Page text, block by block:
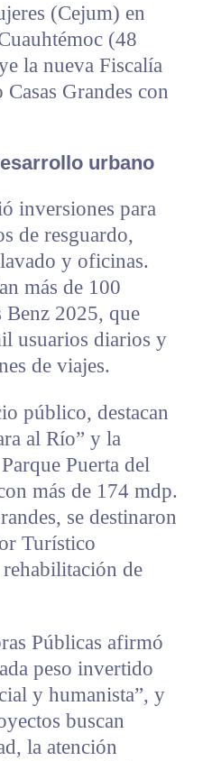
(Cejum) en
(48
la nueva Fiscalía
Grandes con
urbano
inversiones para
de resguardo,
y oficinas.
más de 100
Benz 2025, que
usuarios diarios y
de viajes.
público, destacan
al Río” y la
Puerta del
más de 174 mdp.
se destinaron
Turístico
de
Públicas afirmó
peso invertido
y humanista”, y
buscan
la atención